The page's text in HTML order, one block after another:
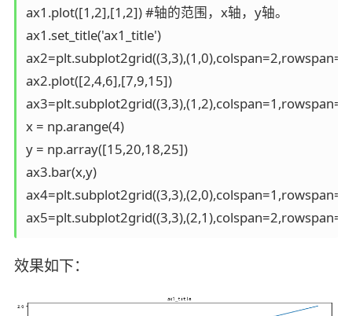
ax1.plot([1,2],[1,2]) #轴的范围，x轴，y轴。
ax1.set_title('ax1_title')
ax2.plot([2,4,6],[7,9,15])
x = np.arange(4)
y = np.array([15,20,18,25])
ax3.bar(x,y)
效果如下：